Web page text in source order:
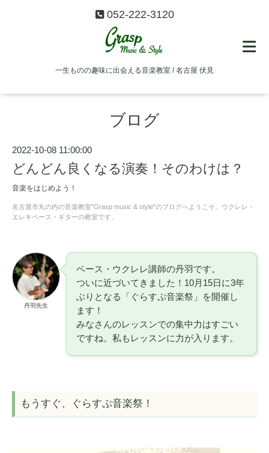
052-222-3120
一生ものの趣味に出会える音楽教室 / 名古屋 伏見
ブログ
2022-10-08 11:00:00
どんどん良くなる演奏！そのわけは？
音楽をはじめよう！
名古屋市丸の内の音楽教室"Grasp music & style"のブログへようこそ。ウクレレ・
エレキベース・ギターの教室です。
丹羽先生
ベース・ウクレレ講師の丹羽です。
ついに近づいてきました！10月15日に3年
ぶりとなる「ぐらすぷ音楽祭」を開催し
ます！
みなさんのレッスンでの集中力はすごい
ですね。私もレッスンに力が入ります。
もうすぐ、ぐらすぷ音楽祭！